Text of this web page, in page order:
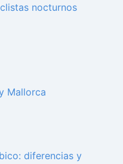
nocturnos
Mallorca
diferencias y